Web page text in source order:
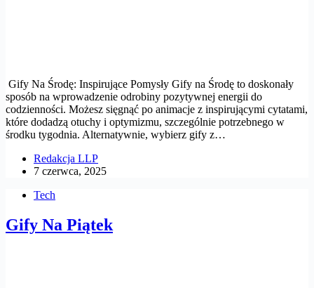
Gify Na Środę: Inspirujące Pomysły Gify na Środę to doskonały
sposób na wprowadzenie odrobiny pozytywnej energii do
codzienności. Możesz sięgnąć po animacje z inspirującymi cytatami,
które dodadzą otuchy i optymizmu, szczególnie potrzebnego w
środku tygodnia. Alternatywnie, wybierz gify z…
Redakcja LLP
7 czerwca, 2025
Tech
Gify Na Piątek